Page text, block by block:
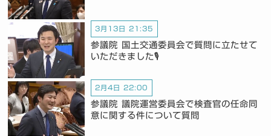
3月13日 21:35
参議院 国土交通委員会で質問に立たせて
いただきました🎙️
2月4日 22:00
参議院 議院運営委員会で検査官の任命同
意に関する件について質問